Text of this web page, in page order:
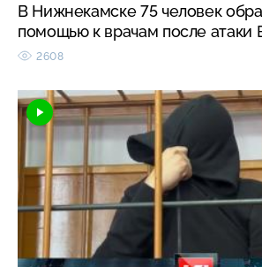
В Нижнекамске 75 человек
помощью к врачам после атаки
2608